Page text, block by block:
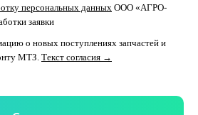
персональных данных ООО «АГРО-
заявки
о новых поступлениях запчастей и
МТЗ. Текст согласия →